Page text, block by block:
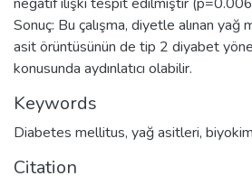
Sonuç: Bu çalışma, diyetle alınan yağ
asit örüntüsünün de tip 2 diyabet
konusunda aydınlatıcı olabilir.
Keywords
Diabetes mellitus, yağ asitleri,
Citation